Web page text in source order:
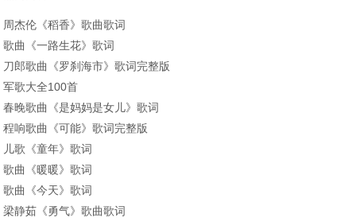
周杰伦《稻香》歌曲歌词
歌曲《一路生花》歌词
刀郎歌曲《罗刹海市》歌词完整版
军歌大全100首
春晚歌曲《是妈妈是女儿》歌词
程响歌曲《可能》歌词完整版
儿歌《童年》歌词
歌曲《暖暖》歌词
歌曲《今天》歌词
梁静茹《勇气》歌曲歌词